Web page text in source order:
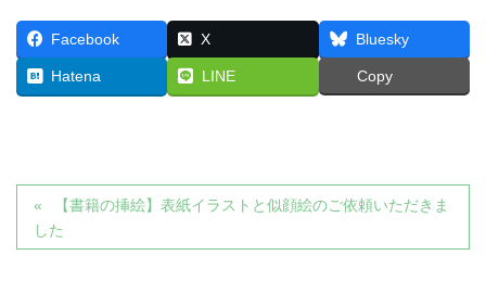
Facebook X Bluesky
Hatena LINE Copy
【書籍の挿絵】表紙イラストと似顔絵のご依頼いただきま
した